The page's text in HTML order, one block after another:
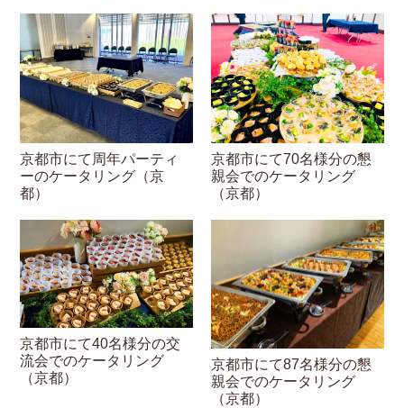
京都市にて周年パーティ
ーのケータリング（京
都）
京都市にて70名様分の懇
親会でのケータリング
（京都）
京都市にて40名様分の交
流会でのケータリング
（京都）
京都市にて87名様分の懇
親会でのケータリング
（京都）